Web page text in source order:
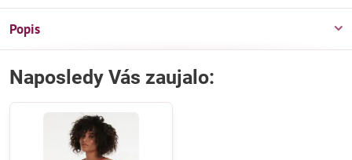
Popis
Naposledy Vás zaujalo: